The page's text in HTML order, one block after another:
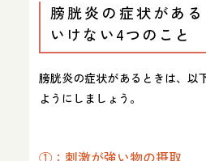
膀胱炎の症状があ
いけない4つのこと
膀胱炎の症状があるときは、以
ようにしましょう。